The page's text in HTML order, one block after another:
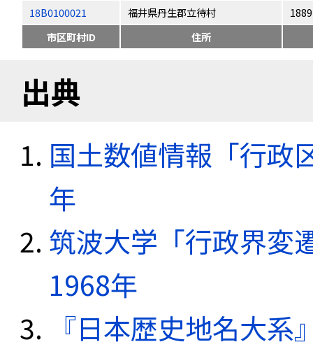
18B0100021
福井県丹生郡立待村
市区町村ID
住所
出典
国土数値情報「行政
年
筑波大学「行政界変
1968年
『日本歴史地名大